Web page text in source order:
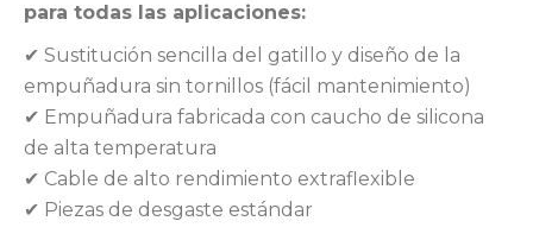
para todas las aplicaciones:
✔ Sustitución sencilla del gatillo y diseño de la
empuñadura sin tornillos (fácil mantenimiento)
✔ Empuñadura fabricada con caucho de silicona
de alta temperatura
✔ Cable de alto rendimiento extraflexible
✔ Piezas de desgaste estándar